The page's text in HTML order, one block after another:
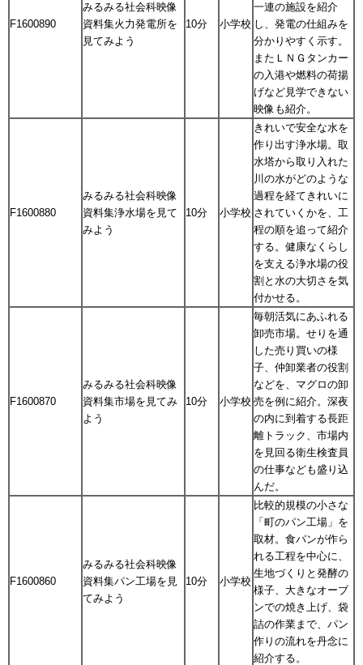
F1600890
みるみる社会科映像
資料集火力発電所を
見てみよう
10分 小学校
一連の施設を紹介
し、発電の仕組みを
分かりやすく示す。
またＬＮＧタンカー
の入港や燃料の荷揚
げなど見学できない
映像も紹介。
F1600880
みるみる社会科映像
資料集浄水場を見て
みよう
10分 小学校
きれいで安全な水を
作り出す浄水場。取
水塔から取り入れた
川の水がどのような
過程を経てきれいに
されていくかを、工
程の順を追って紹介
する。健康なくらし
を支える浄水場の役
割と水の大切さを気
付かせる。
F1600870
みるみる社会科映像
資料集市場を見てみ
よう
10分 小学校
毎朝活気にあふれる
卸売市場。せりを通
した売り買いの様
子、仲卸業者の役割
などを、マグロの卸
売を例に紹介。深夜
の内に到着する長距
離トラック、市場内
を見回る衛生検査員
の仕事なども盛り込
んだ。
F1600860
みるみる社会科映像
資料集パン工場を見
てみよう
10分 小学校
比較的規模の小さな
「町のパン工場」を
取材。食パンが作ら
れる工程を中心に、
生地づくりと発酵の
様子、大きなオーブ
ンでの焼き上げ、袋
詰の作業まで、パン
作りの流れを丹念に
紹介する。